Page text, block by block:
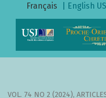
« Une Église synodale
Français | English
VOL. 74 NO 2 (2024),